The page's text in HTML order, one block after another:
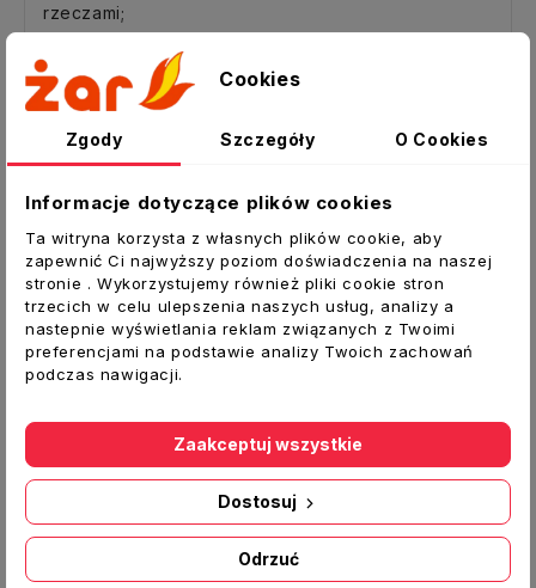
rzeczami;
e. w której przedmiotem świadczenia są nagrania
dźwiękowe lub wizualne albo programy
komputerowe dostarczane w zapieczętowanym
opakowaniu, jeżeli opakowanie zostało otwarte po
dostarczeniu;
f. dostarczanie dzienników, periodyków lub
czasopism, z wyjątkiem umowy o prenumeratę;
g. w której cena lub wynagrodzenie zależy od
wahań na rynku finansowym, nad którymi
przedsiębiorca nie sprawuje kontroli, i które mogą
wystąpić przed upływem terminu do odstąpienia od
h. dostarczanie treści cyfrowych, które nie są
świadczenia rozpoczęło się za wyraźną zgodą
Konsumenta przed upływem terminu do odstąpienia
od umowy i po poinformowaniu go przez
przedsiębiorcę o utracie prawa odstąpienia od
Cookies
Zgody Szczegóły O Cookies
Informacje dotyczące plików cookies
Ta witryna korzysta z własnych plików cookie, aby
zapewnić Ci najwyższy poziom doświadczenia na naszej
stronie . Wykorzystujemy również pliki cookie stron
trzecich w celu ulepszenia naszych usług, analizy a
nastepnie wyświetlania reklam związanych z Twoimi
preferencjami na podstawie analizy Twoich zachowań
podczas nawigacji.
Odrzuć
Dostosuj
Zaakceptuj wszystkie